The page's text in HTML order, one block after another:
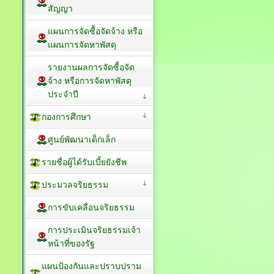
สัญญา
แผนการจัดซื้อจัดจ้าง หรือ
แผนการจัดหาพัสดุ
รายงานผลการจัดซื้อจัด
จ้าง หรือการจัดหาพัสดุ
ประจำปี
กองการศึกษา
ศูนย์พัฒนาเด็กเล็ก
รายชื่อผู้ได้รับเบี้ยยังชีพ
ประมวลจริยธรรม
การขับเคลื่อนจริยธรรม
การประเมินจริยธรรมเจ้า
หน้าที่ของรัฐ
แผนป้องกันและปราบปราม